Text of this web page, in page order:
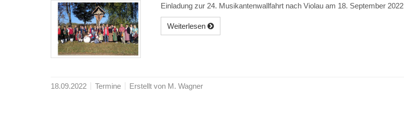
Einladung zur 24. Musikantenwallfahrt nach Violau am 18. September 2022
Weiterlesen
18.09.2022 Termine Erstellt von M. Wagner